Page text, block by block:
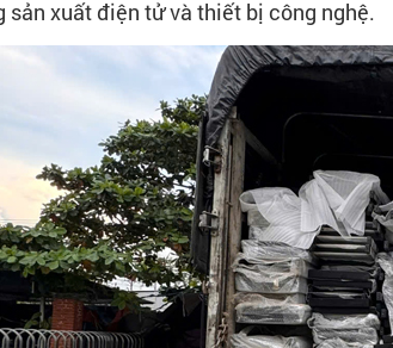
sản xuất điện tử và thiết bị công nghệ.